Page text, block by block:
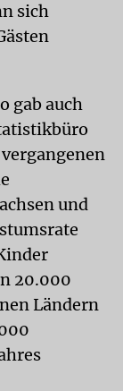
sich
gab auch
und
20.000
Ländern